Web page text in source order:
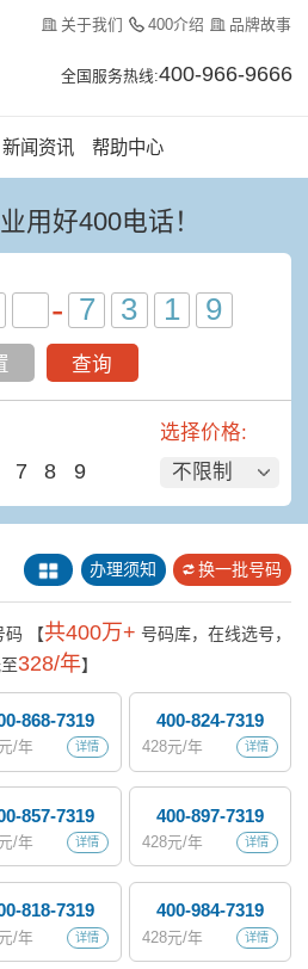
关于我们 400介绍 品牌故事
全国服务热线:400-966-9666
新闻资讯 帮助中心
用好400电话！
-
查询
7 8 9
选择价格:
不限制
办理须知 换一批号码
码 【共400万+ 号码库，在线选号，
328/年】
868-7319
详情
/年
400-824-7319
详情
428元/年
857-7319
详情
/年
400-897-7319
详情
428元/年
818-7319
详情
/年
400-984-7319
详情
428元/年